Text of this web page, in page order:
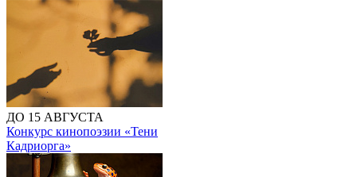
ДО 15 АВГУСТА
Конкурс кинопоэзии «Тени
Кадриорга»